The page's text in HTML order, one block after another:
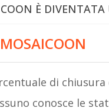
È
di
conosce le